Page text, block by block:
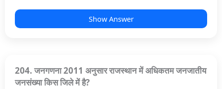
Show Answer
204. जनगणना 2011 अनुसार राजस्थान में अधिकतम जनजातीय
जनसंख्या किस जिले में है?